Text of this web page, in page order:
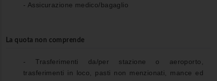
- Assicurazione medico/bagaglio
La quota non comprende
- Trasferimenti da/per stazione o aeroporto,
trasferimenti in loco, pasti non menzionati, mance ed